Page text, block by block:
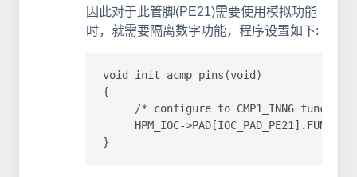
因此对于此管脚(PE21)需要使用模拟功能
时，就需要隔离数字功能，程序设置如下:
void init_acmp_pins(void)
{
/* configure to CMP1_INN6 function
HPM_IOC-
}